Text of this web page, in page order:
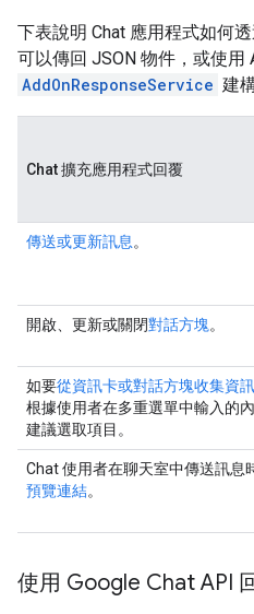
下表說明 Chat 應用程式如何
可以傳回 JSON 物件，或使用
AddOnResponseService 建
Chat 擴充應用程式回覆
傳送或更新訊息 。
開啟、更新或關閉對話方塊。
如要從資訊卡或對話方塊收集資訊
根據使用者在多重選單中輸入的內
建議選取項目。
Chat 使用者在聊天室中傳送訊息
預覽連結。
使用 Google Chat API